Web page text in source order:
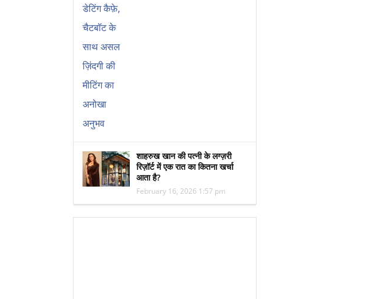
शाहरुख खान की पत्नी के लग्ज़री
रिज़ॉर्ट में एक रात का कितना खर्चा
आता है?
February 16, 2026 1:57 pm